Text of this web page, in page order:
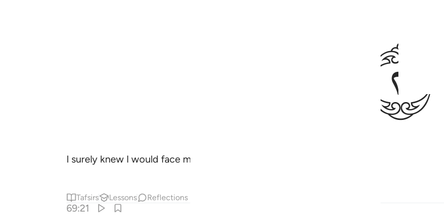
ﲗ
I surely knew I would face my reckoning.”
Tafsirs Lessons Reflections
69:21